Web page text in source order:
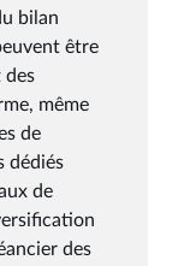
bilan
être
des
même
de
dédiés
de
des